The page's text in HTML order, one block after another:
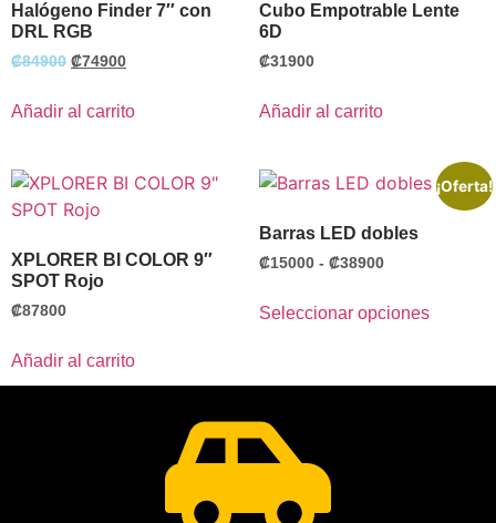
Halógeno Finder 7″ con
DRL RGB
₡84900 ₡74900
Añadir al carrito
Cubo Empotrable Lente
6D
₡31900
Añadir al carrito
XPLORER BI COLOR 9″
SPOT Rojo
₡87800
Añadir al carrito
¡Oferta!
Barras LED dobles
₡15000 - ₡38900
Seleccionar opciones